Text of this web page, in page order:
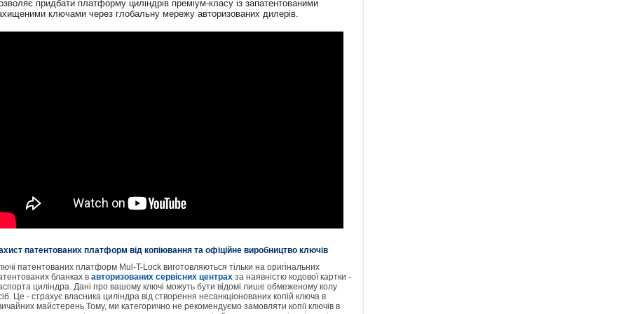
придбати платформу циліндрів преміум-класу із запатентованими
ключами через глобальну мережу авторизованих дилерів.
патентованих платформ від копіювання та офіційне виробництво ключів
патентованих платформ Mul-T-Lock виготовляються тільки на оригінальних
бланках в авторизованих сервісних центрах за наявністю кодової картки -
циліндра. Дані про вашому ключі можуть бути відомі лише обмеженому колу
Це - страхує власника циліндра від створення несанкціонованих копій ключа в
майстерень.Тому, ми категорично не рекомендуємо замовляти копії ключів в